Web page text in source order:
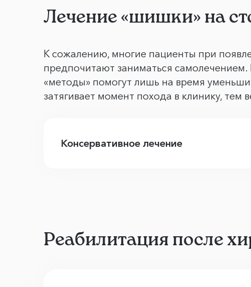
Лечение «шишки» на
К сожалению, многие пациенты при
предпочитают заниматься
«методы» помогут лишь на время
затягивает момент похода в клинику, тем
Консервативное лечение
Реабилитация после